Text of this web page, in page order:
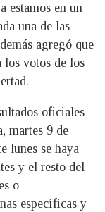
estamos en un
una de las
agregó que
los votos de los
oficiales
martes 9 de
lunes se haya
y el resto del
o
específicas y